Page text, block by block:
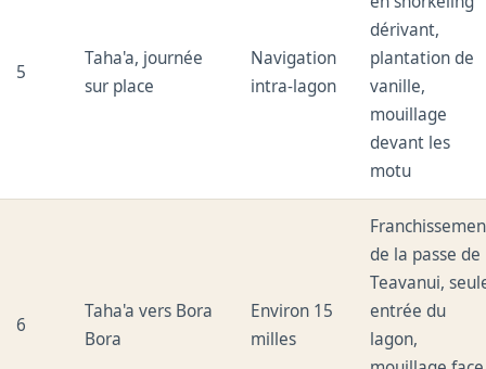
5
Taha'a, journée
sur place
Navigation
intra-lagon
dérivant,
plantation de
vanille,
mouillage
devant les
motu
6
Taha'a vers Bora
Bora
Environ 15
milles
de la passe de
Teavanui,
entrée du
lagon,